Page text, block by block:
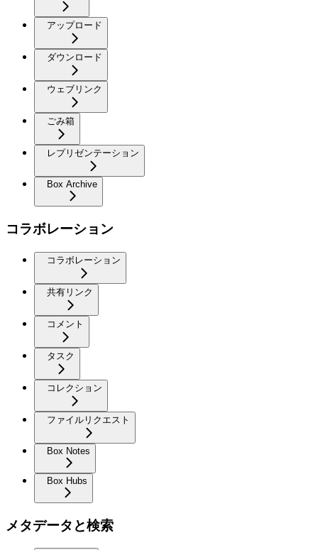
アップロード
ダウンロード
ウェブリンク
ごみ箱
レプリゼンテーション
Box Archive
コラボレーション
コラボレーション
共有リンク
コメント
タスク
コレクション
ファイルリクエスト
Box Notes
Box Hubs
メタデータと検索